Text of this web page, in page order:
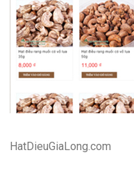
HatDieuGiaLong.com